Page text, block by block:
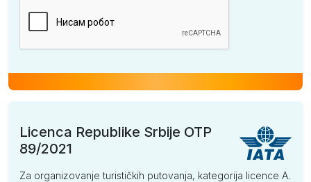
Licenca Republike Srbije OTP
89/2021
Za organizovanje turističkih putovanja, kategorija licence A.